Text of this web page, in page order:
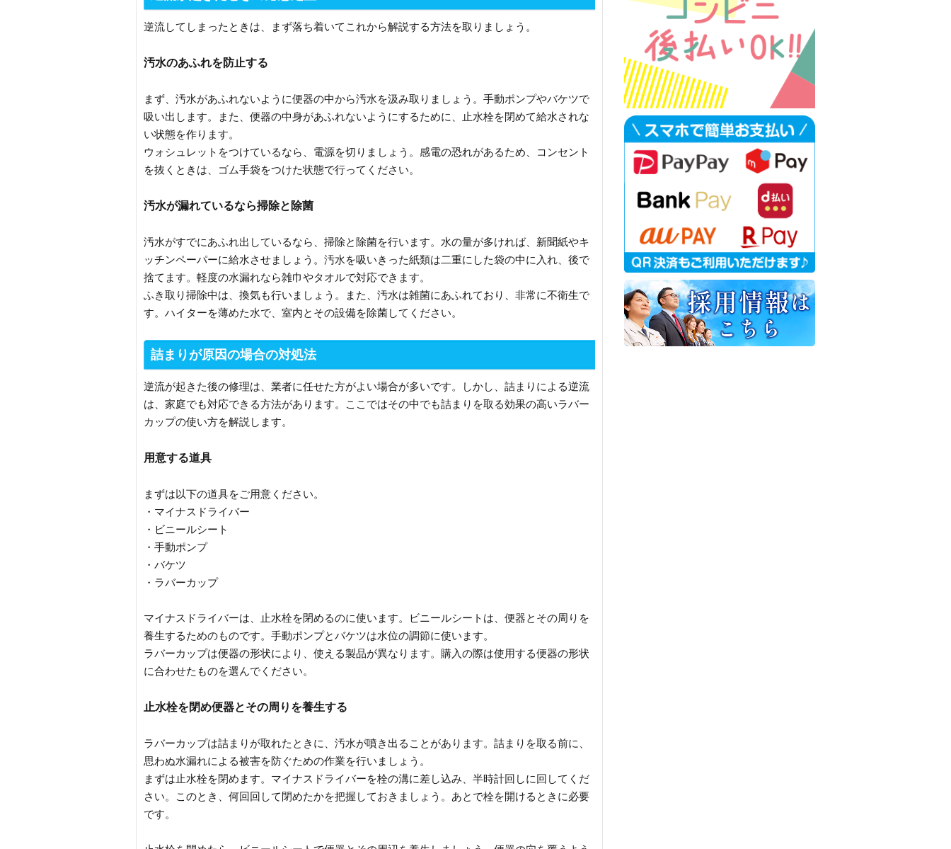
逆流してしまったときは、まず落ち着いてこれから解説する方法を取りましょう。
汚水のあふれを防止する
まず、汚水があふれないように便器の中から汚水を汲み取りましょう。手動ポンプやバケツで
吸い出します。また、便器の中身があふれないようにするために、止水栓を閉めて給水されな
い状態を作ります。
ウォシュレットをつけているなら、電源を切りましょう。感電の恐れがあるため、コンセント
を抜くときは、ゴム手袋をつけた状態で行ってください。
汚水が漏れているなら掃除と除菌
汚水がすでにあふれ出しているなら、掃除と除菌を行います。水の量が多ければ、新聞紙やキ
ッチンペーパーに給水させましょう。汚水を吸いきった紙類は二重にした袋の中に入れ、後で
捨てます。軽度の水漏れなら雑巾やタオルで対応できます。
ふき取り掃除中は、換気も行いましょう。また、汚水は雑菌にあふれており、非常に不衛生で
す。ハイターを薄めた水で、室内とその設備を除菌してください。
詰まりが原因の場合の対処法
逆流が起きた後の修理は、業者に任せた方がよい場合が多いです。しかし、詰まりによる逆流
は、家庭でも対応できる方法があります。ここではその中でも詰まりを取る効果の高いラバー
カップの使い方を解説します。
用意する道具
まずは以下の道具をご用意ください。
・マイナスドライバー
・ビニールシート
・手動ポンプ
・バケツ
・ラバーカップ
マイナスドライバーは、止水栓を閉めるのに使います。ビニールシートは、便器とその周りを
養生するためのものです。手動ポンプとバケツは水位の調節に使います。
ラバーカップは便器の形状により、使える製品が異なります。購入の際は使用する便器の形状
に合わせたものを選んでください。
止水栓を閉め便器とその周りを養生する
ラバーカップは詰まりが取れたときに、汚水が噴き出ることがあります。詰まりを取る前に、
思わぬ水漏れによる被害を防ぐための作業を行いましょう。
まずは止水栓を閉めます。マイナスドライバーを栓の溝に差し込み、半時計回しに回してくだ
さい。このとき、何回回して閉めたかを把握しておきましょう。あとで栓を開けるときに必要
です。